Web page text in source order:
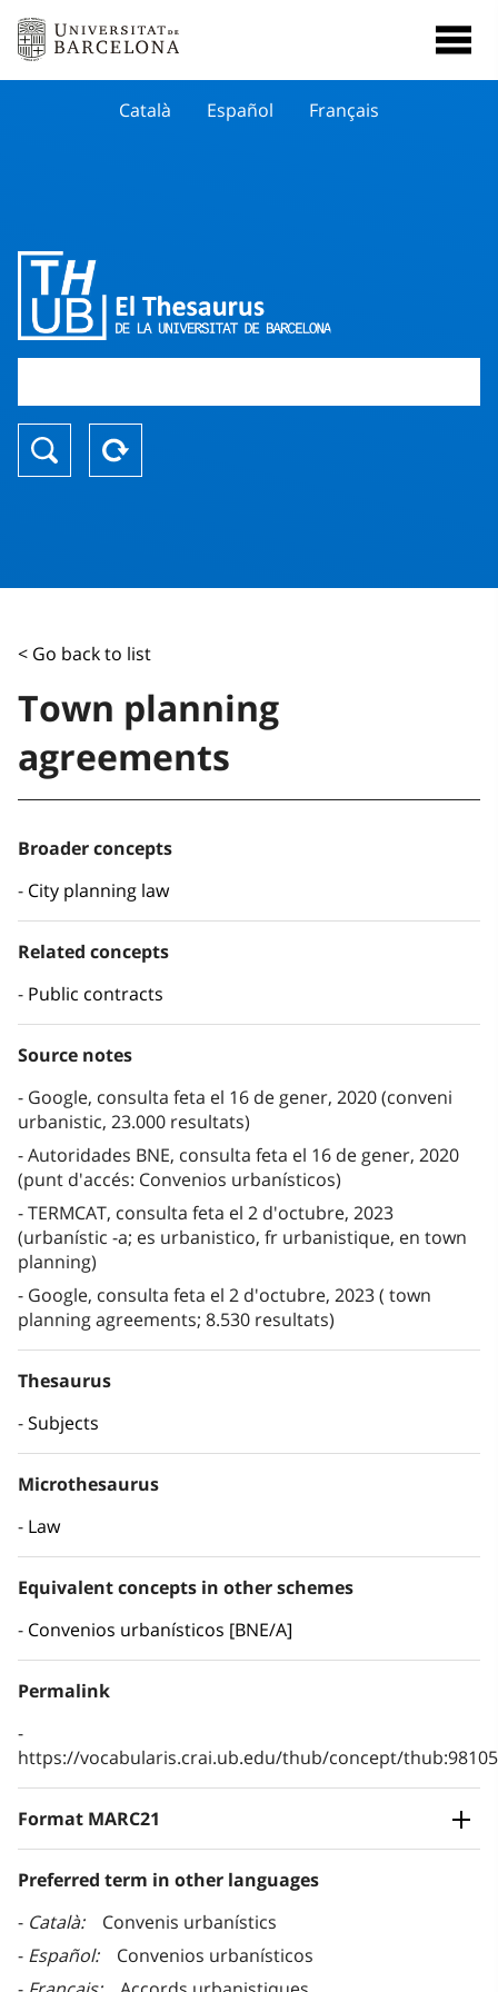
Català Español Français
< Go back to list
Town planning
agreements
Broader concepts
City planning law
Related concepts
Public contracts
Source notes
Google, consulta feta el 16 de gener, 2020 (conveni
urbanistic, 23.000 resultats)
Autoridades BNE, consulta feta el 16 de gener, 2020
(punt d'accés: Convenios urbanísticos)
TERMCAT, consulta feta el 2 d'octubre, 2023
(urbanístic -a; es urbanistico, fr urbanistique, en town
planning)
Google, consulta feta el 2 d'octubre, 2023 ( town
planning agreements; 8.530 resultats)
Thesaurus
Subjects
Microthesaurus
Law
Equivalent concepts in other schemes
Convenios urbanísticos [BNE/A]
Permalink
https://vocabularis.crai.ub.edu/thub/concept/
Format MARC21
Preferred term in other languages
Català
Convenis urbanístics
Español
Convenios urbanísticos